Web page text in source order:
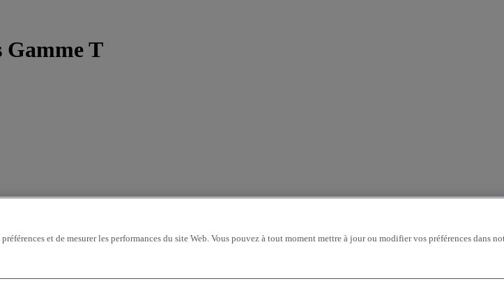
Gamme T
et de mesurer les performances du site Web. Vous pouvez à tout moment mettre à jour ou modifier vos préférences dans